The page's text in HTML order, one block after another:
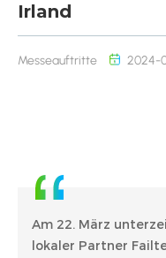
Irland
Messeauftritte 2024-
Am 22. März
lokaler Partner